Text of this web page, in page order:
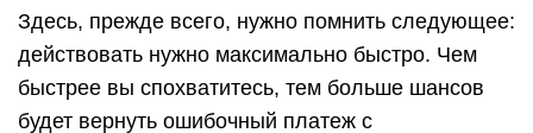
Здесь, прежде всего, нужно помнить следующее:
действовать нужно максимально быстро. Чем
быстрее вы спохватитесь, тем больше шансов
будет вернуть ошибочный платеж с